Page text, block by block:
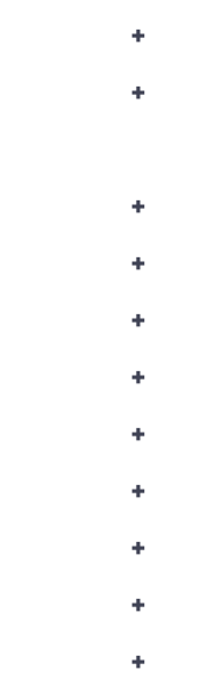
+
+
+
+
+
+
+
+
+
+
+